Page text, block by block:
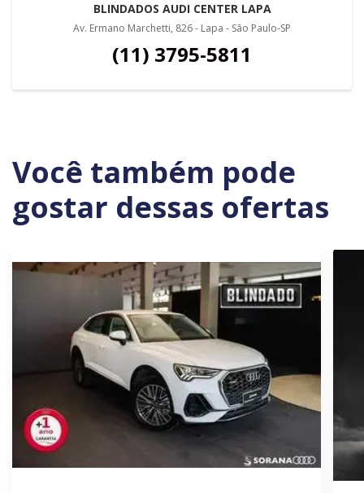
BLINDADOS AUDI CENTER LAPA
Av. Ermano Marchetti, 826 - Lapa - São Paulo-SP
(11) 3795-5811
Você também pode
gostar dessas ofertas